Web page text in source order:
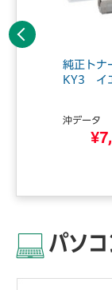
純正ト
KY3 イ
沖データ
前へ
パソ